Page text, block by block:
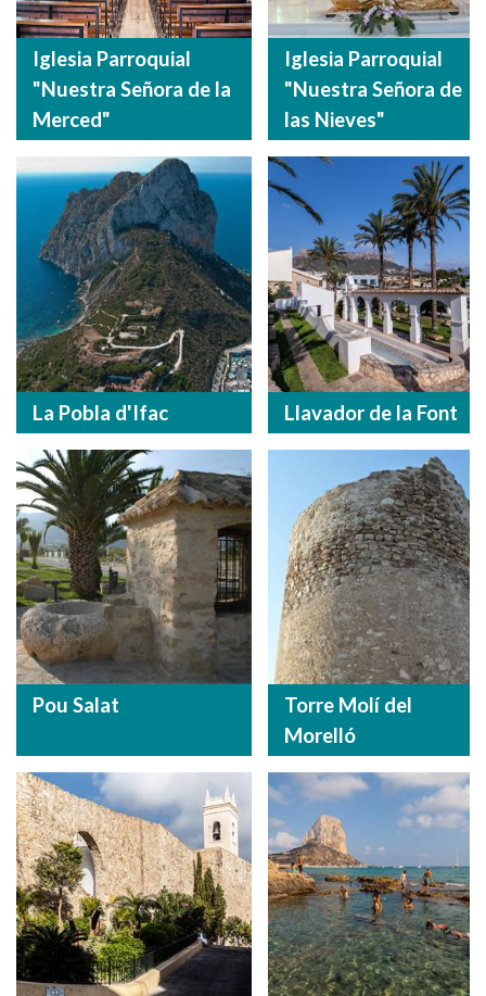
Iglesia Parroquial
"Nuestra Señora de la
Merced"
Iglesia Parroquial
"Nuestra Señora de
las Nieves"
La Pobla d'Ifac Llavador de la Font
Pou Salat
Torre Molí del
Morelló